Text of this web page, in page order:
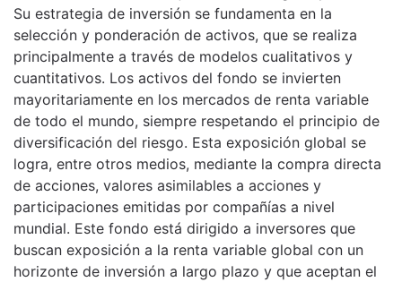
Su estrategia de inversión se fundamenta en la
selección y ponderación de activos, que se realiza
principalmente a través de modelos cualitativos y
cuantitativos. Los activos del fondo se invierten
mayoritariamente en los mercados de renta variable
de todo el mundo, siempre respetando el principio de
diversificación del riesgo. Esta exposición global se
logra, entre otros medios, mediante la compra directa
de acciones, valores asimilables a acciones y
participaciones emitidas por compañías a nivel
mundial. Este fondo está dirigido a inversores que
buscan exposición a la renta variable global con un
horizonte de inversión a largo plazo y que aceptan el